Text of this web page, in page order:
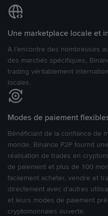
Une marketplace locale et
À l’encontre des nombreuses
des marchés spécifiques,
trading véritablement
locales.
Modes de paiement
Bénéficiant de la confiance de
monde, Binance P2P fournit
réalisation de trades en
de paiement et plus de 100
facilement acheter, vendre et
directement avec d’autres
et leurs modes de paiement
cryptomonnaies ouverte.